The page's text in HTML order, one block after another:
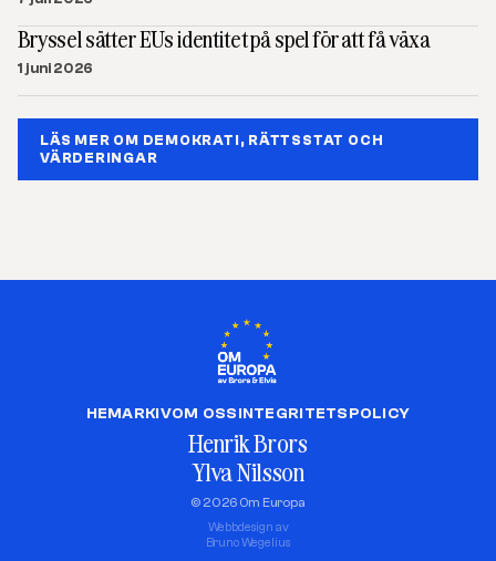
Bryssel sätter EUs identitet på spel för att få växa
1 juni 2026
LÄS MER OM DEMOKRATI, RÄTTSSTAT OCH
VÄRDERINGAR
HEMARKIVOM OSSINTEGRITETSPOLICY
Henrik Brors
Ylva Nilsson
© 2026 Om Europa
Webbdesign av
Bruno Wegelius